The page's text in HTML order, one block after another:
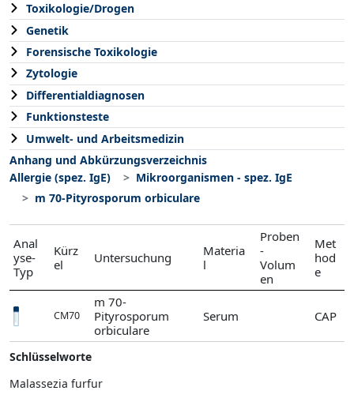
Toxikologie/Drogen
Genetik
Forensische Toxikologie
Zytologie
Differentialdiagnosen
Funktionsteste
Umwelt- und Arbeitsmedizin
Anhang und Abkürzungsverzeichnis
Allergie (spez. IgE)
Mikroorganismen - spez. IgE
m 70-Pityrosporum orbiculare
Anal
yse-
Typ
Kürz
el
Untersuchung
Materia
l
Proben
-
Volum
en
Met
hod
e
CM70
m 70-
Pityrosporum
orbiculare
Serum CAP
Schlüsselworte
Malassezia furfur